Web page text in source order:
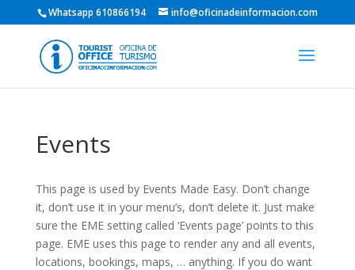
Whatsapp 610866194 info@oficinadeinformacion.com
Events
This page is used by Events Made Easy. Don’t change
it, don’t use it in your menu’s, don’t delete it. Just make
sure the EME setting called ‘Events page’ points to this
page. EME uses this page to render any and all events,
locations, bookings, maps, … anything. If you do want